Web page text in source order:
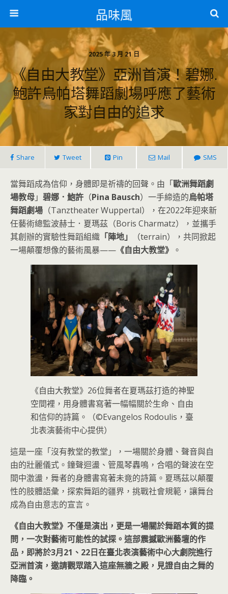
品味風
2025 年 3 月 21 日
《自由大教堂》亞洲首演！碧娜.
鮑許烏帕塔舞蹈劇場呼應了藝術
家對自由的追求
Share Tweet Pin Mail SMS
當舞蹈成為信仰，身體即是祈禱的回聲。由「歐洲舞蹈劇
場教母」 碧娜．鮑許 （Pina Bausch）一手締造的烏帕塔
舞蹈劇場 （Tanztheater Wuppertal），在2022年迎來新
任藝術總監波赫士．夏瑪茲（Boris Charmatz），並攜手
其創辦的實驗性舞蹈組織 「陣地」
（terrain），共同掀起
一場顛覆想像的藝術風暴—— 《自由大教堂》 。
《自由大教堂》26位舞者在夏瑪茲打造的神聖
空間裡，用身體書寫著一幅幅關於生命、自由
和信仰的詩篇。（©Evangelos Rodoulis，臺
北表演藝術中心提供）
這是一座「沒有教堂的教堂」，一場關於身體、聲音與自
由的壯麗儀式。鐘聲迴盪、管風琴轟鳴，合唱的聲波在空
間中激盪，舞者的身體書寫著未竟的詩篇。夏瑪茲以顛覆
性的肢體語彙，探索舞蹈的疆界，挑戰社會規範，讓舞台
成為自由意志的宣言。
《自由大教堂》不僅是演出，更是一場關於舞蹈本質的提
問，一次對藝術可能性的試探。這部震撼歐洲藝壇的作
品，即將於3月21、22日在臺北表演藝術中心大劇院進行
亞洲首演，邀請觀眾踏入這座無牆之殿，見證自由之舞的
降臨。